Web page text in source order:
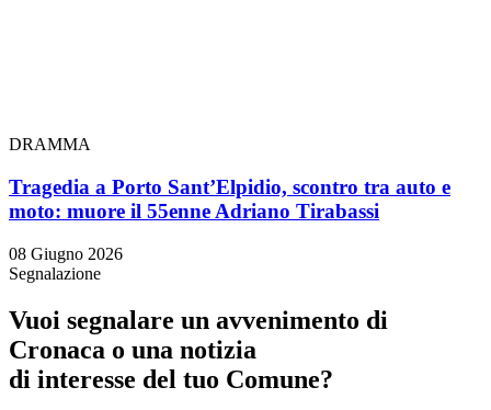
DRAMMA
Tragedia a Porto Sant’Elpidio, scontro tra auto e
moto: muore il 55enne Adriano Tirabassi
08 Giugno 2026
Segnalazione
Vuoi segnalare un avvenimento di
Cronaca o una notizia
di interesse del tuo Comune?